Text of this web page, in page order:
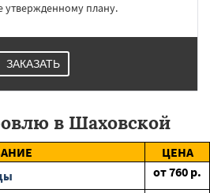
утвержденному плану.
ЗАКАЗАТЬ
в Шаховской
ЦЕНА
от760 р.